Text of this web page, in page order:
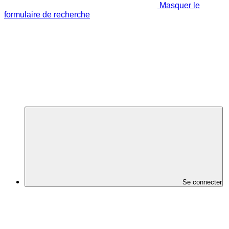
Masquer le
formulaire de recherche
Se connecter